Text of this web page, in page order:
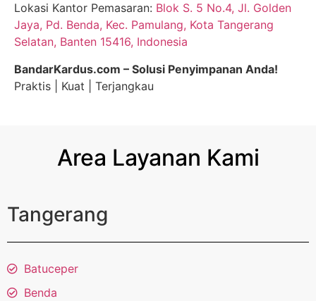
Lokasi Kantor Pemasaran: Blok S. 5 No.4, Jl. Golden
Jaya, Pd. Benda, Kec. Pamulang, Kota Tangerang
Selatan, Banten 15416, Indonesia
BandarKardus.com – Solusi Penyimpanan Anda!
Praktis | Kuat | Terjangkau
Area Layanan Kami
Tangerang
Batuceper
Benda